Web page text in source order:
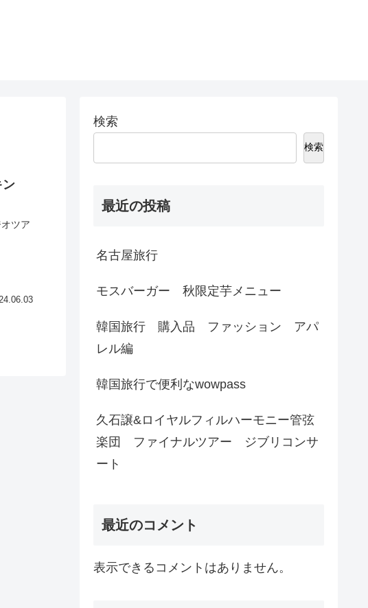
ン
ツア
検索
検索
最近の投稿
名古屋旅行
モスバーガー 秋限定芋メニュー
韓国旅行 購入品 ファッション アパ
レル編
韓国旅行で便利なwowpass
久石譲&ロイヤルフィルハーモニー管弦
楽団 ファイナルツアー ジブリコンサ
ート
最近のコメント
表示できるコメントはありません。